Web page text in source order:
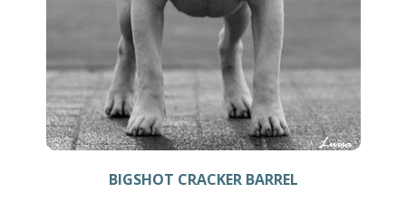
BIGSHOT CRACKER BARREL